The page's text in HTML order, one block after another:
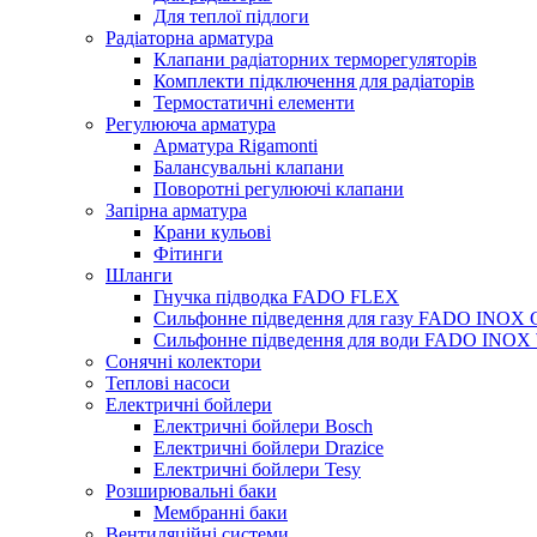
Для теплої підлоги
Радіаторна арматура
Клапани радіаторних терморегуляторів
Комплекти підключення для радіаторів
Термостатичні елементи
Регулююча арматура
Арматура Rigamonti
Балансувальні клапани
Поворотні регулюючі клапани
Запірна арматура
Крани кульові
Фітинги
Шланги
Гнучка підводка FADO FLEX
Сильфонне підведення для газу FADO INOX
Сильфонне підведення для води FADO INOX
Сонячні колектори
Теплові насоси
Електричні бойлери
Електричні бойлери Bosch
Електричні бойлери Drazice
Електричні бойлери Tesy
Розширювальні баки
Мембранні баки